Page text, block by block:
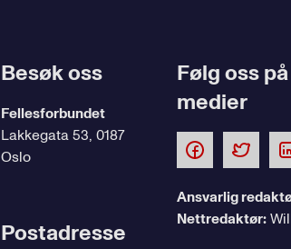
Besøk oss
Fellesforbundet
Lakkegata 53, 0187
Oslo
Postadresse
Følg oss
medier
Ansvarlig
Nettredaktør: